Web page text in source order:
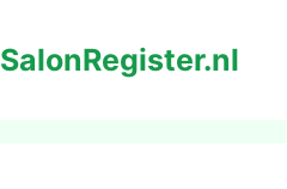
SalonRegister.nl